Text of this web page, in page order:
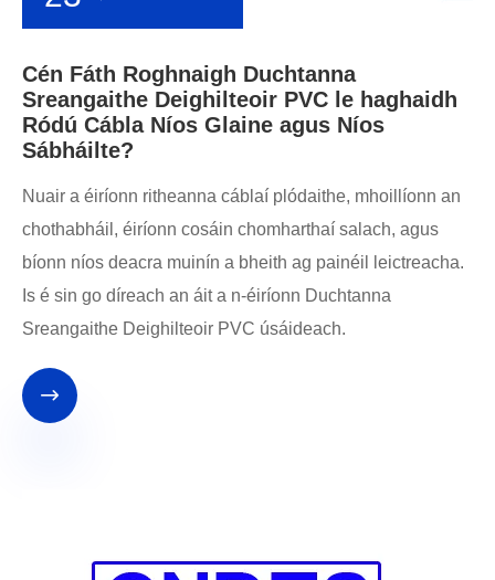
Cén Fáth Roghnaigh Duchtanna
Sreangaithe Deighilteoir PVC le haghaidh
Ródú Cábla Níos Glaine agus Níos
Sábháilte?
Nuair a éiríonn ritheanna cáblaí plódaithe, mhoillíonn an
chothabháil, éiríonn cosáin chomharthaí salach, agus
bíonn níos deacra muinín a bheith ag painéil leictreacha.
Is é sin go díreach an áit a n-éiríonn Duchtanna
Sreangaithe Deighilteoir PVC úsáideach.
